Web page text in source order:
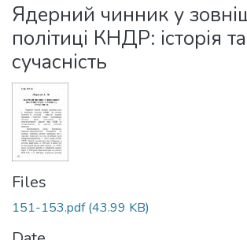
Statistics
Ядерний чинник у
політиці КНДР: історія та
сучасність
Files
151-153.pdf(43.99 KB)